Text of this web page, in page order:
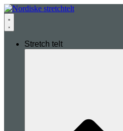
Stretch telt